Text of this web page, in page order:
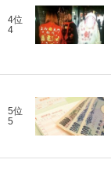
4位
4
5位
5